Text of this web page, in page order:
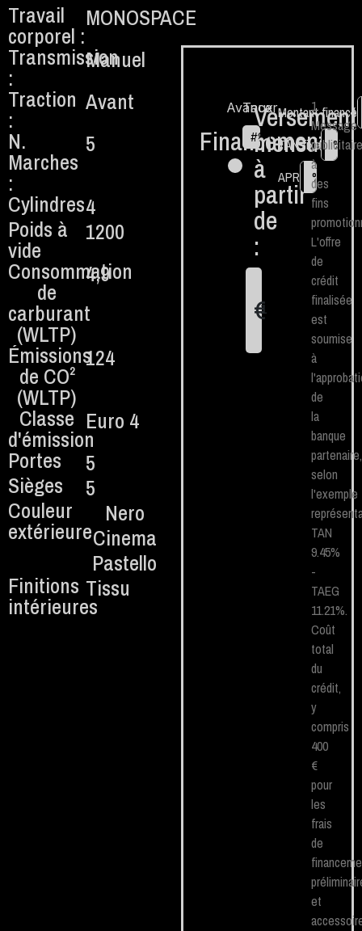
Travail
corporel :
MONOSPACE
Transmission
:
Manuel
Traction
:
Avant
N.
Marches
:
5
Cylindres4
Poids à
vide
1200
Consommation
de
carburant
(WLTP)
4,9
Émissions
de CO²
(WLTP)
124
Classe
d'émission
Euro 4
Portes
5
Sièges
5
Couleur
extérieure
Nero
Cinema
Pastello
Finitions
intérieures
Tissu
Financement
Avancer
€
Taux
#84
Versement
mensuel
à
partir
de
:
€
1
Montant financé
TAN fixe
%
APR
%
1.
Message
publicitaire
à
des
fins
L'offre
de
crédit
finalisée
est
soumise
à
de
la
banque
partenaire,
selon
l'exemple
TAN
9.45%
-
TAEG
11.21%.
Coût
total
du
crédit,
y
compris
400
€
pour
les
frais
de
et